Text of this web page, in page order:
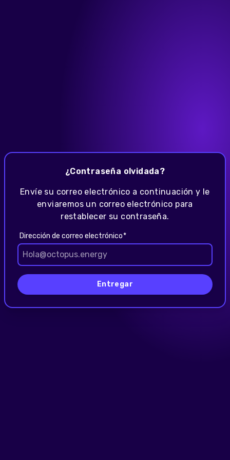
¿Contraseña olvidada?
Envíe su correo electrónico a continuación y le
enviaremos un correo electrónico para
restablecer su contraseña.
Dirección de correo electrónico
Entregar